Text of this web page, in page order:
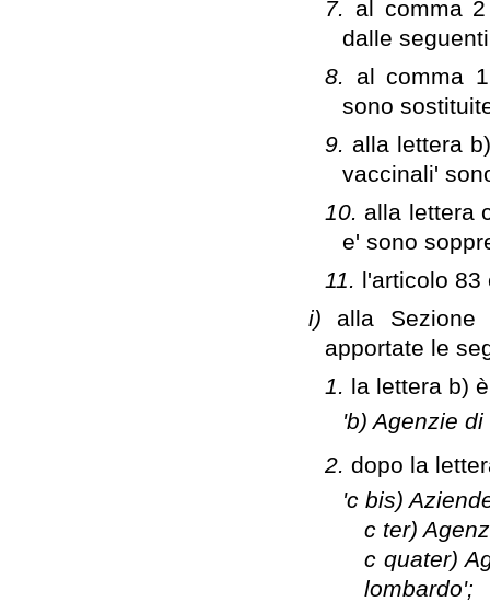
7. al comma
dalle
8. al comma
sono
9. alla lettera
vaccinali'
10. alla lettera
e' sono
11. l'articolo 83
i) alla
apportate le
1. la lettera b)
'b) Agenzie
2.dopo la
'c bis)
c ter)
c quater)
lombardo';